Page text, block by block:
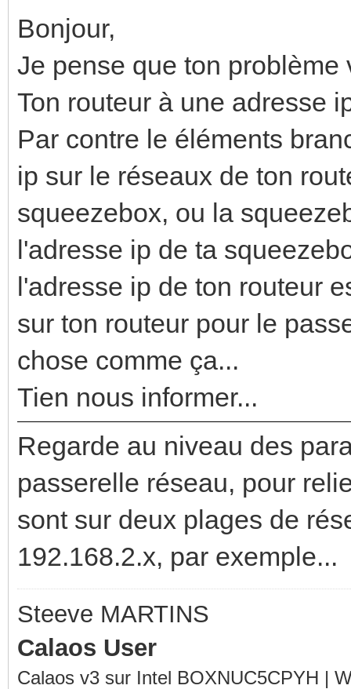
Bonjour,
Je pense que ton problème
Ton routeur à une adresse
Par contre le éléments
ip sur le réseaux de ton
squeezebox, ou la
l'adresse ip de ta
l'adresse ip de ton routeur
sur ton routeur pour le
chose comme ça...
Tien nous informer...
Regarde au niveau des
passerelle réseau, pour
sont sur deux plages de
192.168.2.x, par exemple...
Steeve MARTINS
Calaos User
Calaos v3 sur Intel BOXNUC5CPYH |